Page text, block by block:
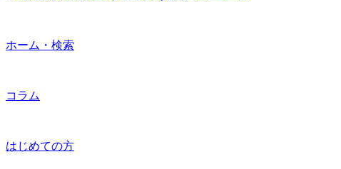
ホーム・検索
コラム
はじめての方